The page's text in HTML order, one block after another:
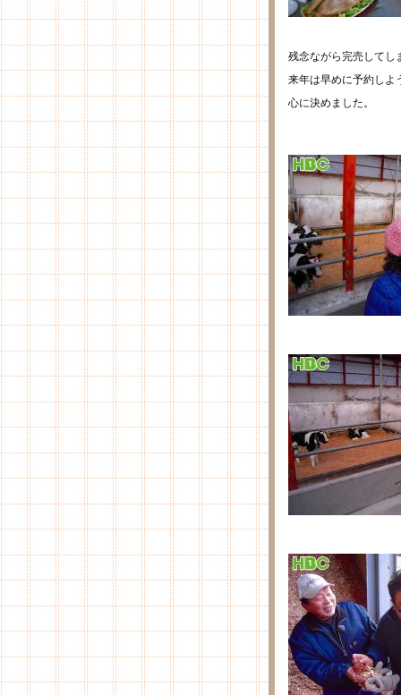
残念ながら完売してし
来年は早めに予約しよ
心に決めました。